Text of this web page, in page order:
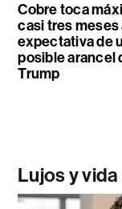
Cobre toca
casi tres meses
expectativa de
posible arancel
Trump
Lujos y